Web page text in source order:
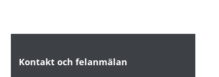
Kontakt och felanmälan